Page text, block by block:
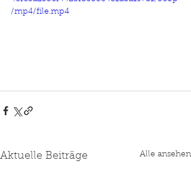
/mp4/file.mp4
Aktuelle Beiträge Alle ansehen